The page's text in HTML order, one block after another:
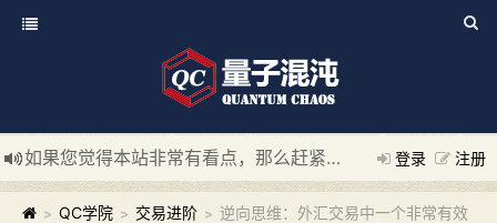
登录 注册
如果您觉得本站非常有看点，那么赶紧使用Ctrl+D 收藏我们吧
新添加量子混沌系统板块，欢迎大家访问！
---“量子混沌系
> QC学院 > 交易进阶 > 逆向思维：外汇交易中一个非常有效